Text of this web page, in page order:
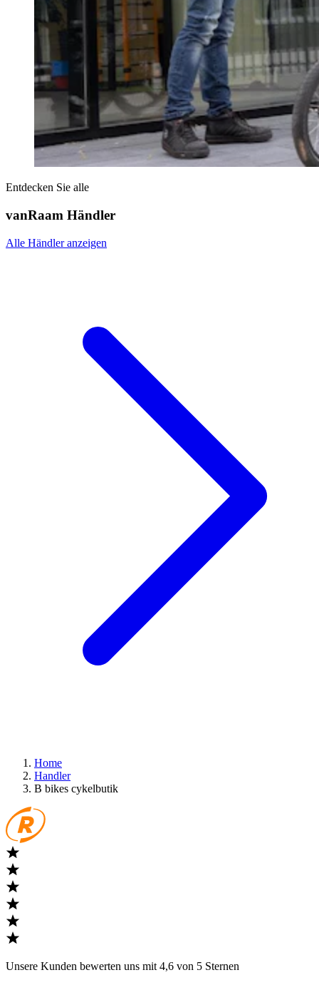
Entdecken Sie alle
vanRaam Händler
Alle Händler anzeigen
Home
Handler
B bikes cykelbutik
Unsere Kunden bewerten uns mit 4,6 von 5 Sternen